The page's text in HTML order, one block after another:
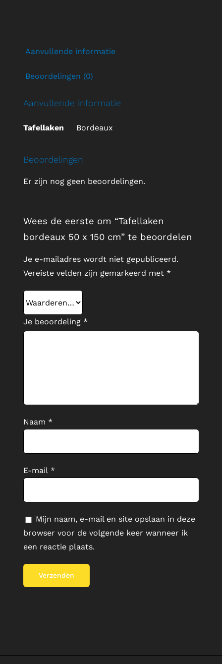
Aanvullende informatie
Beoordelingen (0)
Aanvullende informatie
Tafellaken Bordeaux
Beoordelingen
Er zijn nog geen beoordelingen.
Wees de eerste om “Tafellaken
bordeaux 50 x 150 cm” te beoordelen
Je e-mailadres wordt niet gepubliceerd.
Vereiste velden zijn gemarkeerd met *
Je beoordeling *
Naam *
E-mail *
Mijn naam, e-mail en site opslaan in deze
browser voor de volgende keer wanneer ik
een reactie plaats.